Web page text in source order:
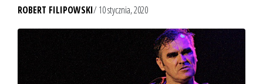
ROBERT FILIPOWSKI/ 10 stycznia, 2020